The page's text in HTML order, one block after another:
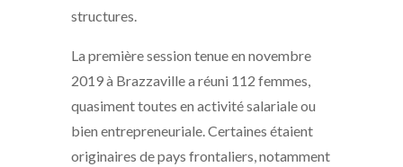
structures.
La première session tenue en novembre
2019 à Brazzaville a réuni 112 femmes,
quasiment toutes en activité salariale ou
bien entrepreneuriale. Certaines étaient
originaires de pays frontaliers, notamment